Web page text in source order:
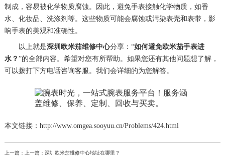
制成，容易被化学物质腐蚀。因此，避免手表接触化学物质，如香
水、化妆品、洗涤剂等。这些物质可能会腐蚀或污染表壳和表带，影
响手表的美观和准确性。
以上就是深圳欧米茄维修中心分享：“如何避免欧米茄手表进
水？ ”的全部内容。希望对您有所帮助。如果您还有其他问题想了解，
可以拨打下方电话咨询客服。我们会详细的为您解答。
本文链接：http://www.omgea.sooyuu.cn/Problems/424.html
上一篇：上一篇： 深圳欧米茄维修中心地址在哪里？